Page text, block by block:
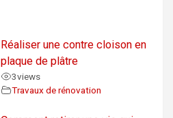
Réaliser une contre cloison en
plaque de plâtre
3views
Travaux de rénovation